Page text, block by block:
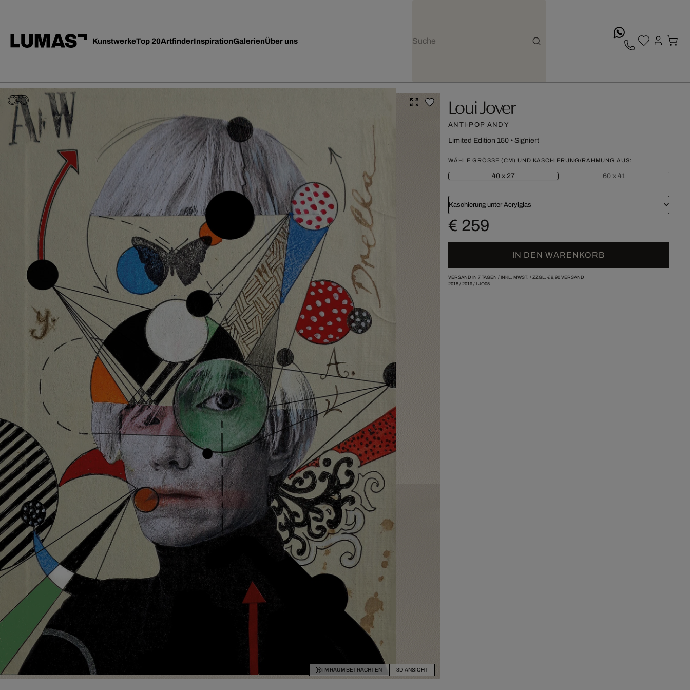
KunstwerkeTop 20ArtfinderInspirationGalerienÜber uns
IM RAUM BETRACHTEN 3D ANSICHT
Loui Jover
ANTI-POP ANDY
Limited Edition 150• Signiert
WÄHLE GRÖSSE (CM) UND KASCHIERUNG/RAHMUNG AUS:
40 x 27 60 x 41
Kaschierung unter Acrylglas
€ 259
IN DEN WARENKORB
VERSAND IN 7 TAGEN / INKL. MWST. / ZZGL. € 9,90VERSAND
2018/ 2019/ LJO05